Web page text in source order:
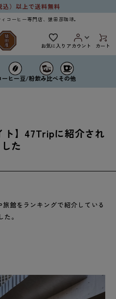
）以上で送料無料
コーヒー専門店、猿田彦珈琲。
お気に入り アカウント カート
ーヒー豆/粉飲み比べその他
ト】47Tripに紹介され
た
館をランキングで紹介している
。